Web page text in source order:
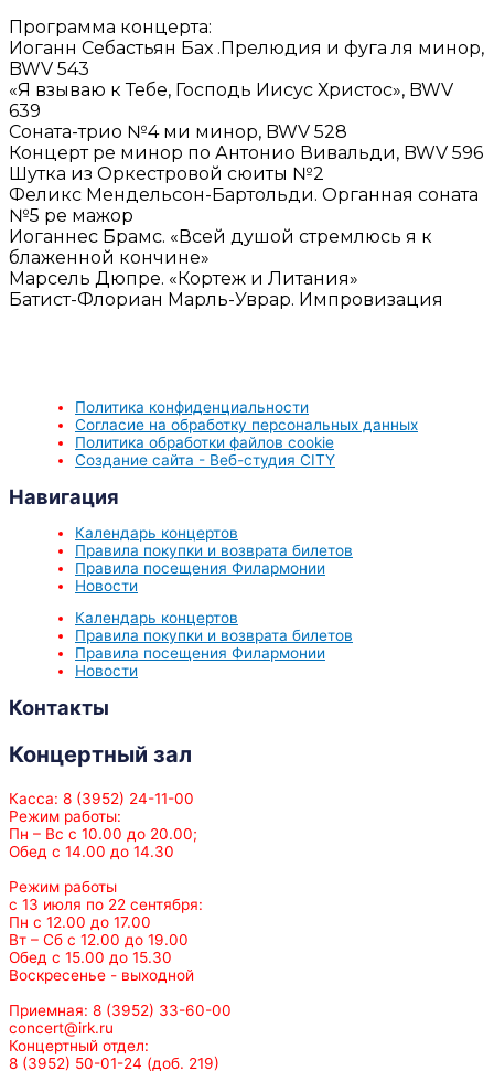
Программа концерта:
Иоганн Себастьян Бах .Прелюдия и фуга ля минор,
BWV 543
«Я взываю к Тебе, Господь Иисус Христос», BWV
639
Соната-трио №4 ми минор, BWV 528
Концерт ре минор по Антонио Вивальди, BWV 596
Шутка из Оркестровой сюиты №2
Феликс Мендельсон-Бартольди. Органная соната
№5 ре мажор
Иоганнес Брамс. «Всей душой стремлюсь я к
блаженной кончине»
Марсель Дюпре. «Кортеж и Литания»
Батист-Флориан Марль-Уврар. Импровизация
Политика конфиденциальности
Согласие на обработку персональных данных
Политика обработки файлов cookie
Создание сайта - Веб-студия CITY
Навигация
Календарь концертов
Правила покупки и возврата билетов
Правила посещения Филармонии
Новости
Календарь концертов
Правила покупки и возврата билетов
Правила посещения Филармонии
Новости
Контакты
Концертный зал
Касса: 8 (3952) 24-11-00
Режим работы:
Пн – Вс с 10.00 до 20.00;
Обед с 14.00 до 14.30
Режим работы
с 13 июля по 22 сентября:
Пн с 12.00 до 17.00
Вт – Сб с 12.00 до 19.00
Обед с 15.00 до 15.30
Воскресенье - выходной
Приемная: 8 (3952) 33-60-00
concert@irk.ru
Концертный отдел:
8 (3952) 50-01-24 (доб. 219)